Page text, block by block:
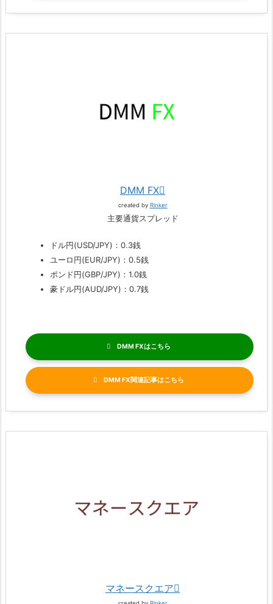
DMM FX
created by Rinker
主要通貨スプレッド
ドル円(USD/JPY)：0.3銭
ユーロ円(EUR/JPY)：0.5銭
ポンド円(GBP/JPY)：1.0銭
豪ドル円(AUD/JPY)：0.7銭
DMM FX
DMM FX関連記事
マネースクエア